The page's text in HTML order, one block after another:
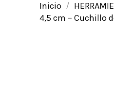
Inicio
4,5 cm – Cuchillo